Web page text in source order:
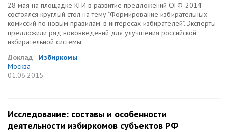
28 мая на площадке КГИ в развитие предложений ОГФ-2014
состоялся круглый стол на тему "Формирование избирательных
комиссий по новым правилам: в интересах избирателей". Эксперты
предложили ряд нововведений для улучшения российской
избирательной системы.
Доклад
Избиркомы
Москва
01.06.2015
Исследование: составы и особенности
деятельности избиркомов субъектов РФ